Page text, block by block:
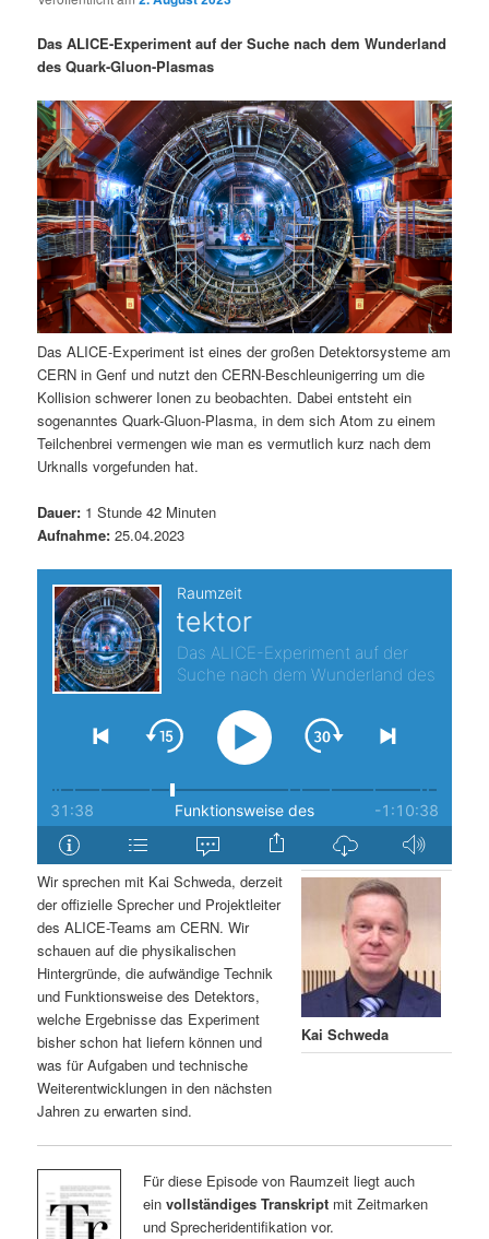
m
r
e
n
I
n
h
l
t
p
r
i
g
e
n
u
d
ä
r
e
n
I
h
a
t
s
p
i
n
g
e
n
n
a
i
g
a
t
i
o
n
Das ALICE-Experiment auf der Suche nach dem Wunderland
des Quark-Gluon-Plasmas
Das ALICE-Experiment ist eines der großen Detektorsysteme am
CERN in Genf und nutzt den CERN-Beschleunigerring um die
Kollision schwerer Ionen zu beobachten. Dabei entsteht ein
sogenanntes Quark-Gluon-Plasma, in dem sich Atom zu einem
Teilchenbrei vermengen wie man es vermutlich kurz nach dem
Urknalls vorgefunden hat.
Dauer: 1 Stunde 42 Minuten
Aufnahme: 25.04.2023
Kai Schweda
Wir sprechen mit Kai Schweda, derzeit
der offizielle Sprecher und Projektleiter
des ALICE-Teams am CERN. Wir
schauen auf die physikalischen
Hintergründe, die aufwändige Technik
und Funktionsweise des Detektors,
welche Ergebnisse das Experiment
bisher schon hat liefern können und
was für Aufgaben und technische
Weiterentwicklungen in den nächsten
Jahren zu erwarten sind.
Für diese Episode von Raumzeit liegt auch
ein vollständiges Transkriptmit Zeitmarken
und Sprecheridentifikation vor.